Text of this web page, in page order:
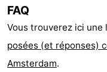
centre
jardins
de
la
Environs
-
FAQ
Vous trouverez ici une
posées (et réponses)
Amsterdam.